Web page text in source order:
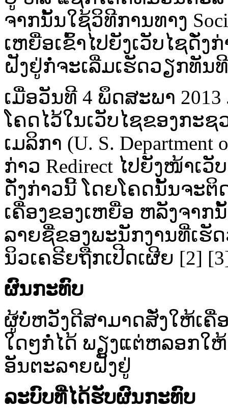
ຈາກ​ນັ້ນ​ໃຊ້​ວິທີ​ການ​ທາງ
ເຫຍື່ອ​ເຂົ້າໄປ​ຍັງ​ເວັບ​ໄຊ​ດັ່
ຝັງ​ຢູ່​ກໍ່ຈະ​ເລີ່ມ​ເຮັດວຽກ​ທັນ​
ເມື່ອ​ວັນທີ 4 ພຶດສະ​ພາ
ໂຄດໄວ້​ໃນ​ເວັບ​ໄຊຂອງ​ກະ​
ເມ​ລິກາ (U. S.
ກ່າວ Redirect ໄປ​ຍັງ​ໜ້າ​ເ
ດັ່ງ​ກ່າວນີ້ ໂດຍ​ໂຄ​ດ​ນັ້ນຈະ​ຕິ
ເຄື່ອງ​ຂອງ​ເຫຍື່ອ ຫລັງ​ຈາ
ລາຍ​ຊື່ຂອງພະ​ນັກ​ງານ​ທີ່​ເຮັ
ນິວ​ເຄຣີຍຖືກ​ເປີດ​ເຜີຍ [2]
ຜົນ​ກະ​ທົບ
ຜູ້​ບໍ່​ຫວັງ​ດີ​ສາມາດ​ສັ່ງ​ໃຫ້​ເຄື່
ໃດໆກໍ່​ໄດ້ ພຽງ​ແຕ່ຫລອກ​ໃຫ້​
ອັນຕະລາຍ​ຝັງຢູ່
ລະບົບ​ທີ່​ໄດ້ຮັບ​ຜົນ​ກະ​ທົບ